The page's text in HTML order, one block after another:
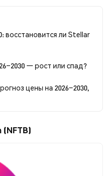
восстановится ли Stellar
— рост или спад?
цены на 2026–2030,
(NFTB)